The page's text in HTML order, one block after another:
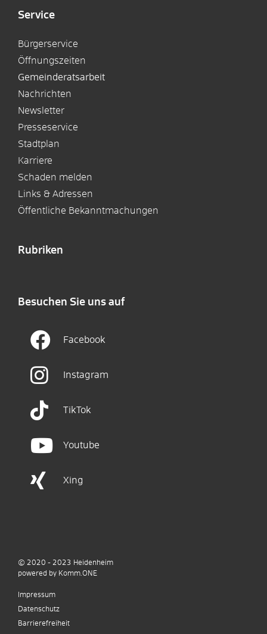
Service
Bürgerservice
Öffnungszeiten
Gemeinderatsarbeit
Nachrichten
Newsletter
Presseservice
Stadtplan
Karriere
Schaden melden
Links & Adressen
Öffentliche Bekanntmachungen
Rubriken
Besuchen Sie uns auf
Facebook
Instagram
TikTok
Youtube
Xing
© 2020 - 2023 Heidenheim
powered by Komm.ONE
Impressum
Datenschutz
Barrierefreiheit